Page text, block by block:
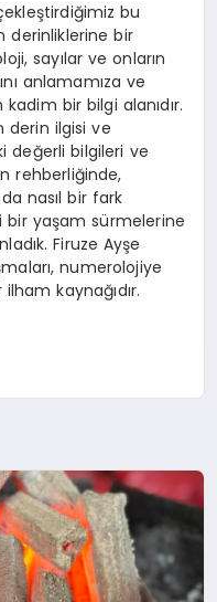
bu
derinliklerine bir
sayılar ve onların
anlamamıza ve
bir bilgi alanıdır.
derin ilgisi ve
değerli bilgileri ve
rehberliğinde,
nasıl bir fark
yaşam sürmelerine
Firuze Ayşe
numerolojiye
kaynağıdır.